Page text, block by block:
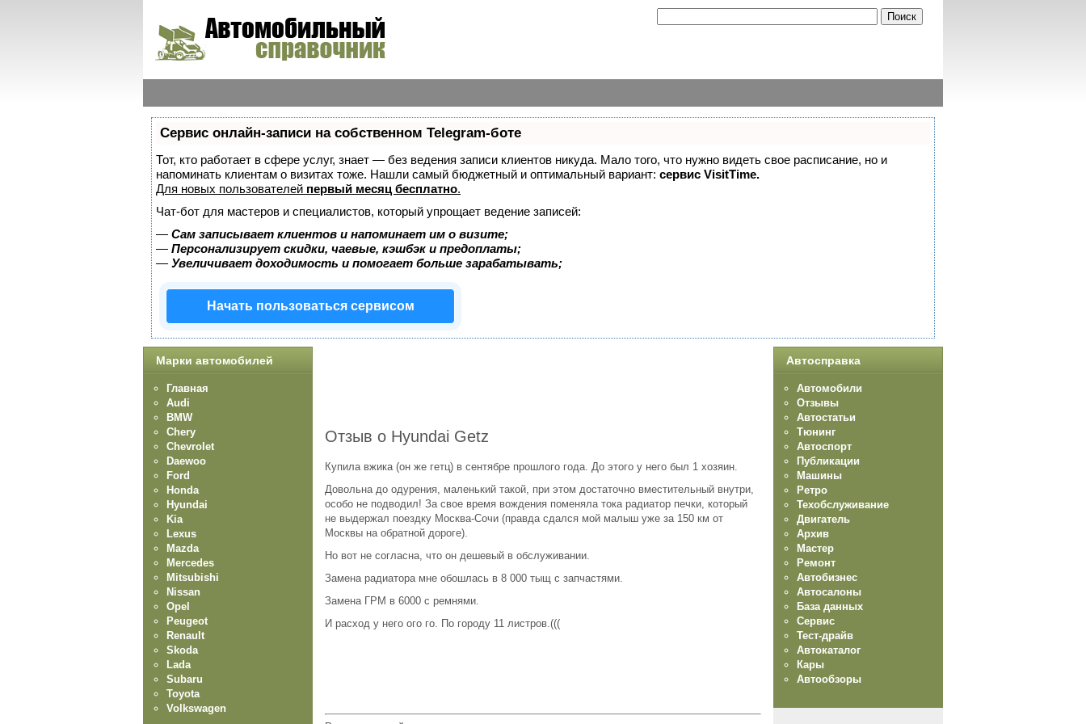
Сервис онлайн-записи на собственном Telegram-боте
Тот, кто работает в сфере услуг, знает — без ведения записи клиентов никуда. Мало того, что нужно видеть свое расписание, но и
напоминать клиентам о визитах тоже. Нашли самый бюджетный и оптимальный вариант: сервис VisitTime.
Для новых пользователей первый месяц бесплатно.
Чат-бот для мастеров и специалистов, который упрощает ведение записей:
— Сам записывает клиентов и напоминает им о визите;
— Персонализирует скидки, чаевые, кэшбэк и предоплаты;
— Увеличивает доходимость и помогает больше зарабатывать;
Начать пользоваться сервисом
Отзыв о Hyundai Getz
Купила вжика (он же гетц) в сентябре прошлого года. До этого у него был 1 хозяин.
Довольна до одурения, маленький такой, при этом достаточно вместительный внутри,
особо не подводил! За свое время вождения поменяла тока радиатор печки, который
не выдержал поездку Москва-Сочи (правда сдался мой малыш уже за 150 км от
Москвы на обратной дороге).
Но вот не согласна, что он дешевый в обслуживании.
Замена радиатора мне обошлась в 8 000 тыщ с запчастями.
Замена ГРМ в 6000 с ремнями.
И расход у него ого го. По городу 11 листров.(((
Марки автомобилей
Главная
Audi
BMW
Chery
Chevrolet
Daewoo
Ford
Honda
Hyundai
Kia
Lexus
Mazda
Mercedes
Mitsubishi
Nissan
Opel
Peugeot
Renault
Skoda
Lada
Subaru
Toyota
Volkswagen
Автосправка
Автомобили
Отзывы
Автостатьи
Тюнинг
Автоспорт
Публикации
Машины
Ретро
Техобслуживание
Двигатель
Архив
Мастер
Ремонт
Автобизнес
Автосалоны
База данных
Сервис
Тест-драйв
Автокаталог
Кары
Автообзоры